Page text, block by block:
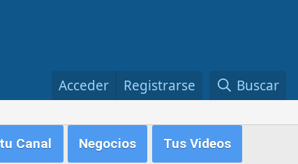
Acceder Registrarse Buscar
Canal Negocios Tus Videos